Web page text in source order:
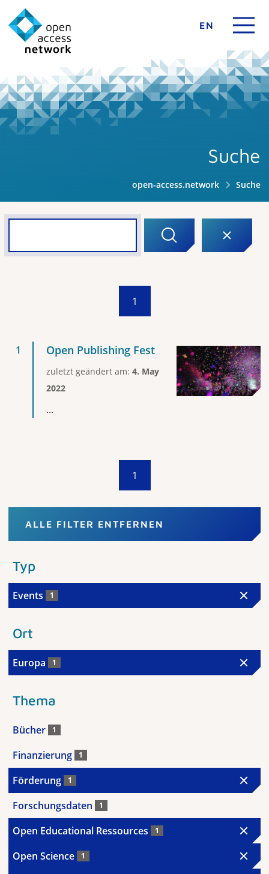
EN
Suche
open-access.network Suche
1
Open Publishing Fest
zuletzt geändert am: 4. May
2022
...
1
ALLE FILTER ENTFERNEN
Typ
Events 1
Ort
Europa 1
Thema
Bücher 1
Finanzierung 1
Förderung 1
Forschungsdaten 1
Open Educational Ressources 1
Open Science 1